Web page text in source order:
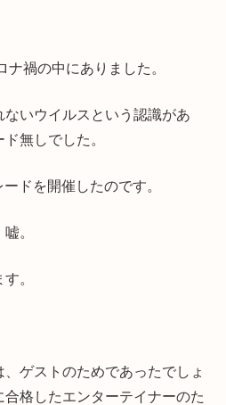
禍の中にありました。
いウイルスという認識があ
無しでした。
ドを開催したのです。
。
。
ゲストのためであったでしょ
合格したエンターテイナーのた